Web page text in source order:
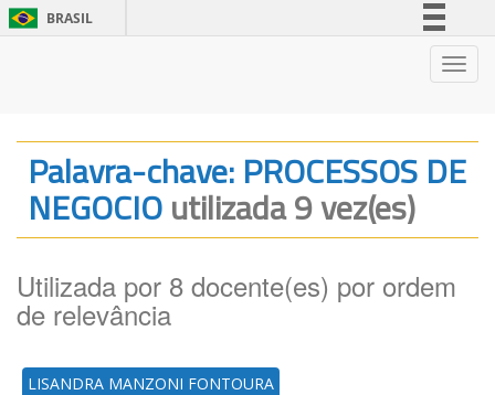
BRASIL
Legislação
Canais
Palavra-chave: PROCESSOS DE
NEGOCIOutilizada 9 vez(es)
Utilizada por 8 docente(es) por ordem
de relevância
LISANDRA MANZONI FONTOURA